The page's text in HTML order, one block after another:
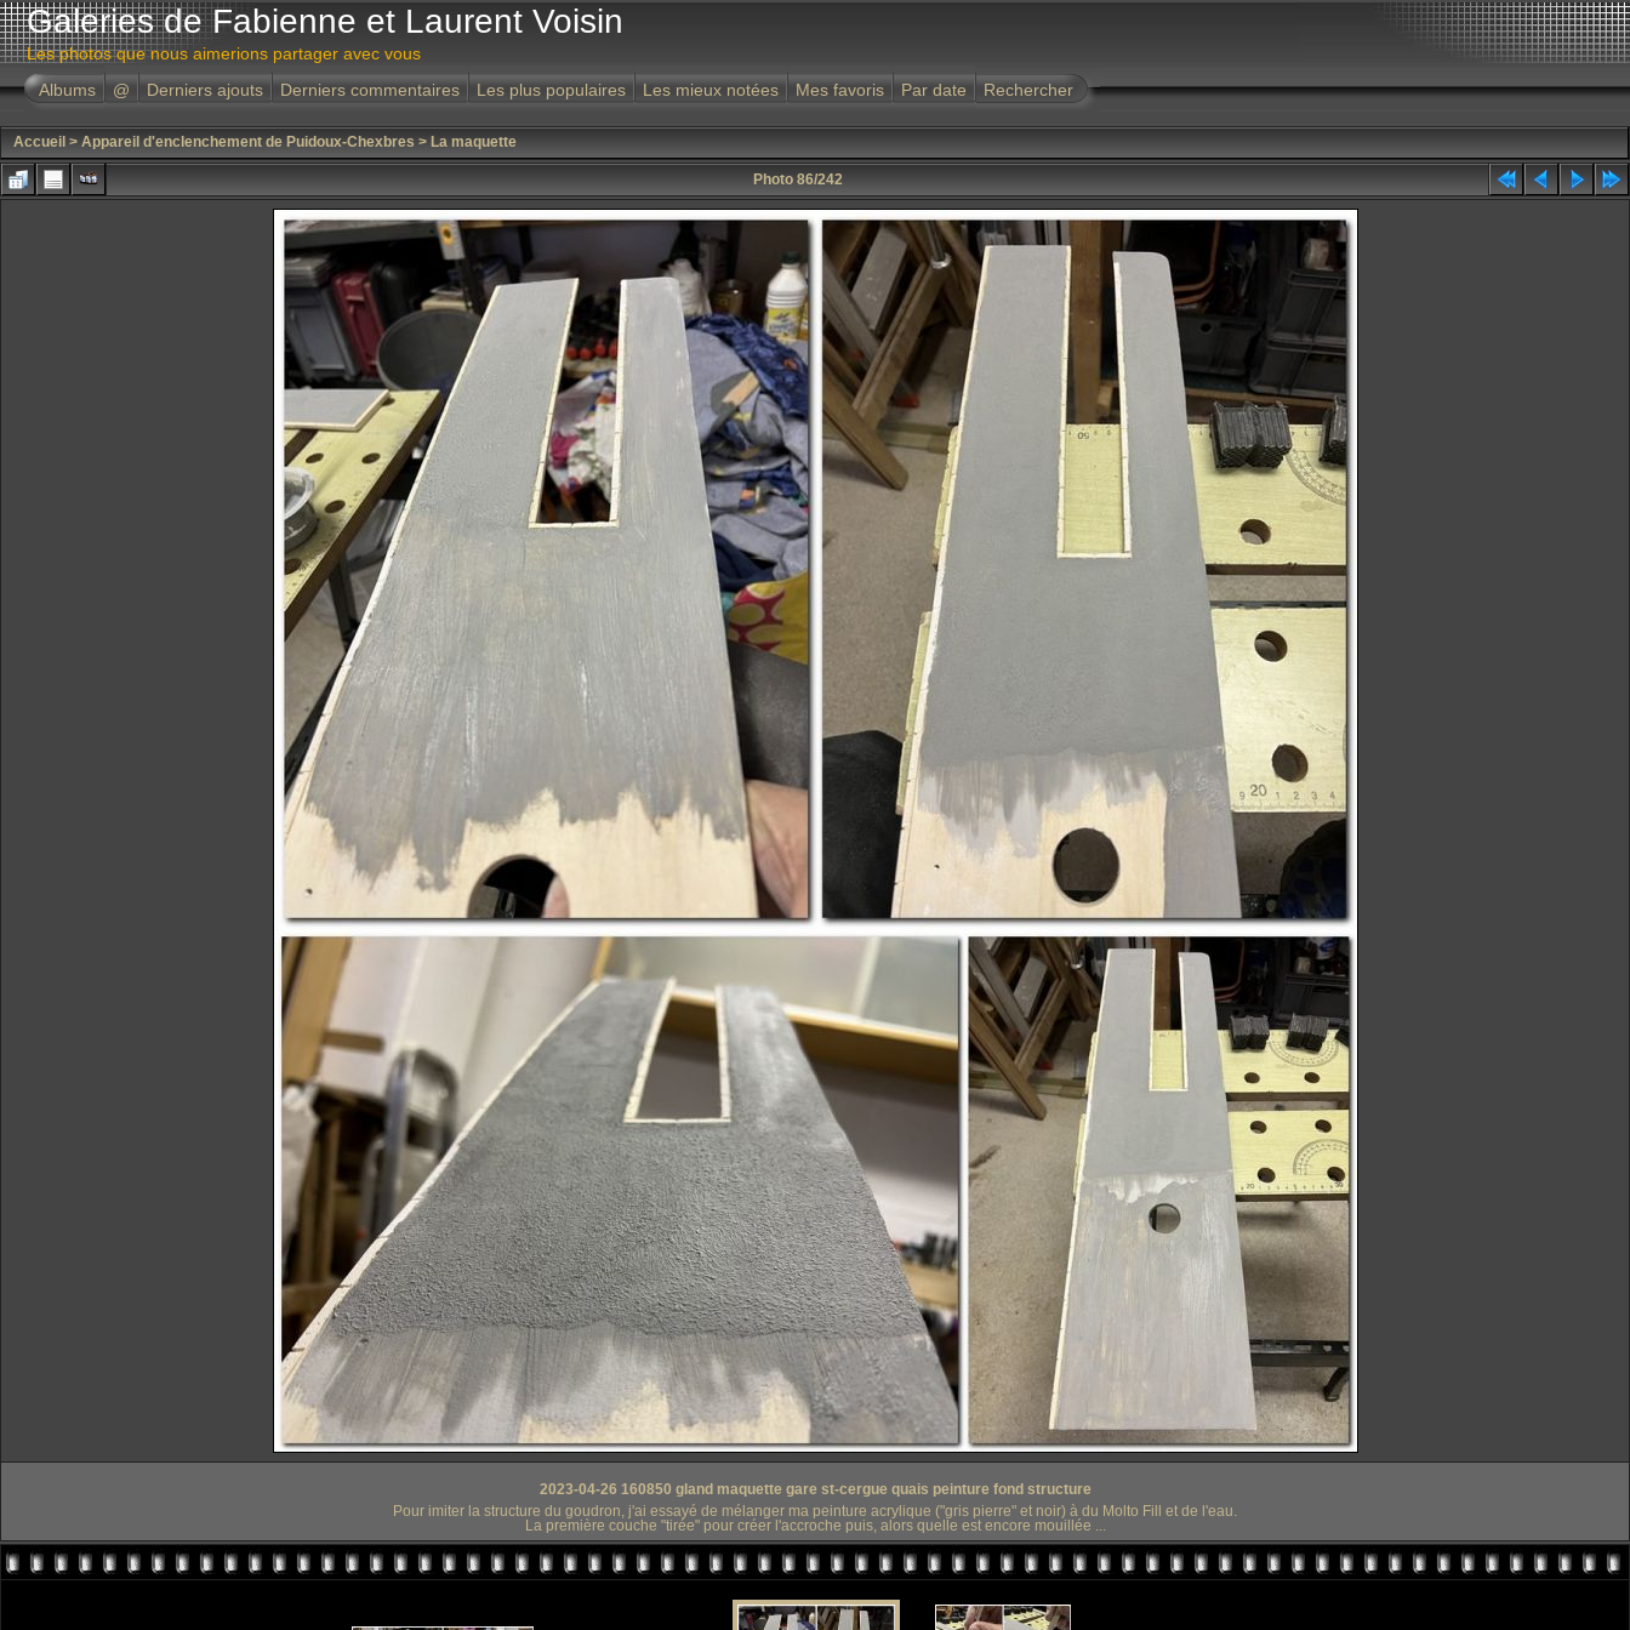
Galeries de Fabienne et Laurent Voisin
Les photos que nous aimerions partager avec vous
Albums
@ Derniers ajouts Derniers commentaires Les plus populaires Les mieux notées Mes favoris Par date Rechercher
Accueil > Appareil d'enclenchement de Puidoux-Chexbres > La maquette
Photo 86/242
2023-04-26 160850 gland maquette gare st-cergue quais peinture fond structure
Pour imiter la structure du goudron, j'ai essayé de mélanger ma peinture acrylique ("gris pierre" et noir) à du Molto Fill et de l'eau.
La première couche "tirée" pour créer l'accroche puis, alors quelle est encore mouillée ...